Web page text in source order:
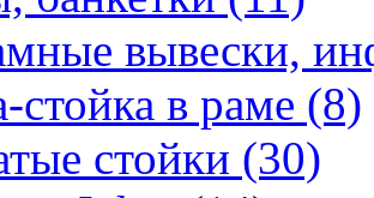
вывески,
стойка в раме (8)
стойки (30)